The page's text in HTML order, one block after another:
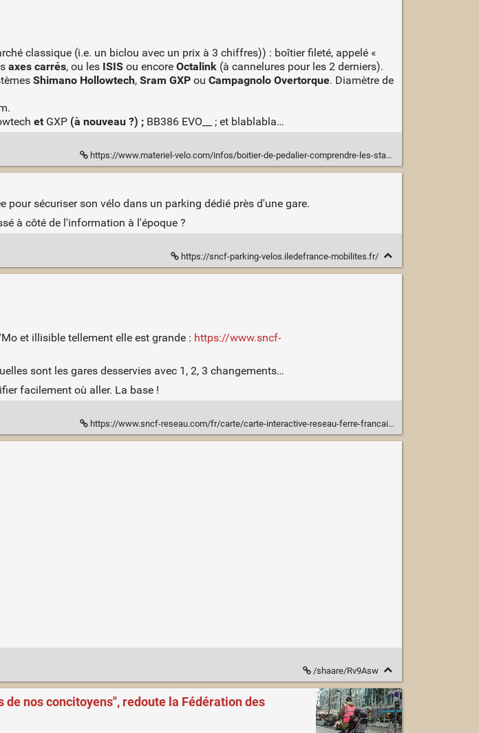
classique (i.e. un biclou avec un prix à 3 chiffres)) : boîtier fileté, appelé «
axes carrés, ou les ISISou encore Octalink(à cannelures pour les 2 derniers).
Shimano Hollowtech, Sram GXPou Campagnolo Overtorque. Diamètre de
et GXP(à nouveau ?) ; BB386 EVO__ ; et blablabla…
https://www.materiel-velo.com/infos/boitier-de-pedalier-comprendre-les-standards
pour sécuriser son vélo dans un parking dédié près d'une gare.
à côté de l'information à l'époque ?
https://sncf-parking-velos.iledefrance-mobilites.fr/
et illisible tellement elle est grande : https://www.sncf-
sont les gares desservies avec 1, 2, 3 changements…
facilement où aller. La base !
https://www.sncf-reseau.com/fr/carte/carte-interactive-reseau-ferre-francais-0
/shaare/Rv9Asw
nos concitoyens", redoute la Fédération des